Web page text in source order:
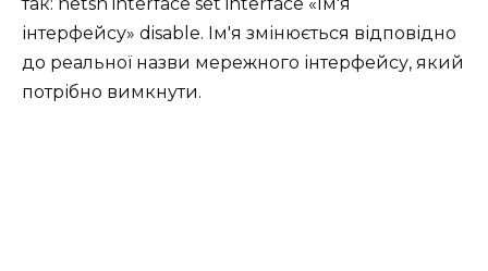
інтерфейсу» disable. Ім'я змінюється відповідно
до реальної назви мережного інтерфейсу, який
потрібно вимкнути.